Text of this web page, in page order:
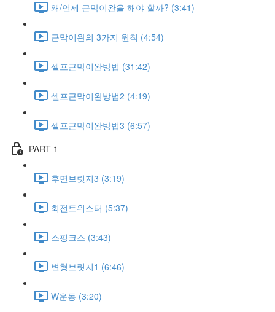
왜/언제 근막이완을 해야 할까? (3:41)
근막이완의 3가지 원칙 (4:54)
셀프근막이완방법 (31:42)
셀프근막이완방법2 (4:19)
셀프근막이완방법3 (6:57)
PART 1
후면브릿지3 (3:19)
회전트위스터 (5:37)
스핑크스 (3:43)
변형브릿지1 (6:46)
W운동 (3:20)